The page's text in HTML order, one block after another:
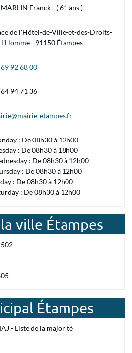
Franck - ( 61 ans )
de l'Hôtel-de-Ville-et-des-Droits-
l'Homme - 91150 Étampes
92 68 00
94 71 36
etampes.fr
: De 08h30 à 12h00
: De 08h30 à 18h00
: De 08h30 à 12h00
: De 08h30 à 12h00
: De 08h30 à 12h00
: De 08h30 à 12h00
ville Étampes
502
Étampes
- Liste de la majorité